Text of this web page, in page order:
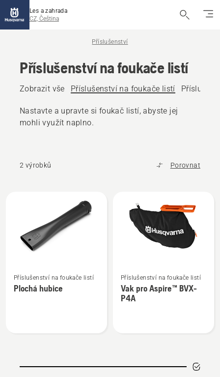
Les a zahrada
CZ, Čeština
Příslušenství
Příslušenství na foukače listí
Zobrazit vše Příslušenství na foukače listí
Nastavte a upravte si foukač listí, abyste jej
mohli využít naplno.
2 výrobků Porovnat
více
informací
Příslušenství na foukače listí
Plochá hubice
více
informací
Příslušenství na foukače listí
Vak pro Aspire™ BVX-
P4A